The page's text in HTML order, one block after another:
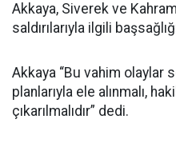
Akkaya, Siverek ve
saldırılarıyla ilgili
Akkaya “Bu vahim olaylar
planlarıyla ele alınmalı,
çıkarılmalıdır” dedi.